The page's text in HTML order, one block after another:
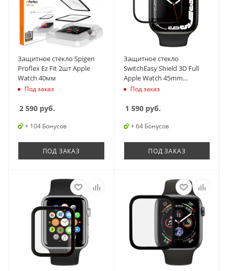
Защитное стекло Spigen
Proflex Ez Fit 2шт Apple
Watch 40мм
Под заказ
2 590 руб.
+ 104 Бонусов
ПОД ЗАКАЗ
Защитное стекло
SwitchEasy Shield 3D Full
Apple Watch 45mm
Transparent
Под заказ
1 590руб.
+ 64 Бонусов
ПОД ЗАКАЗ